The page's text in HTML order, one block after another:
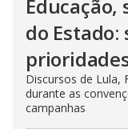
do Estado:
Discursos de Lula,
durante as
campanhas